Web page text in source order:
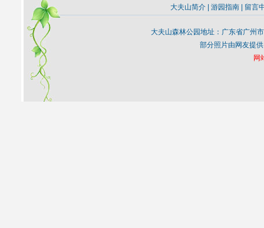
大夫山简介 游园指南 留言
大夫山森林公园地址：广东省广州
部分照片由网友提
网